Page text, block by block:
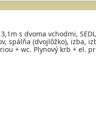
s dvoma vchodmi,
spálňa (dvojlôžko), izba,
+ wc. Plynový krb + el.